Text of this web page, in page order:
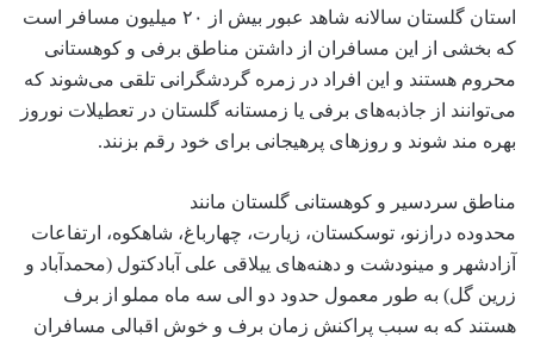
استان گلستان سالانه شاهد عبور بیش از ۲۰ میلیون مسافر است
که بخشی از این مسافران از داشتن مناطق برفی و کوهستانی
محروم هستند و این افراد در زمره گردشگرانی تلقی می‌شوند که
می‌توانند از جاذبه‌های برفی یا زمستانه گلستان در تعطیلات نوروز
بهره مند شوند و روزهای پرهیجانی برای خود رقم بزنند.
مناطق سردسیر و کوهستانی گلستان مانند
محدوده درازنو، توسکستان، زیارت، چهارباغ، شاهکوه، ارتفاعات
آزادشهر و مینودشت و دهنه‌های ییلاقی علی آبادکتول (محمدآباد و
زرین گل) به طور معمول حدود دو الی سه ماه مملو از برف
هستند که به سبب پراکنش زمان برف و خوش اقبالی مسافران